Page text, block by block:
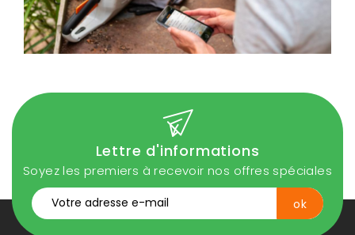
Lettre d'informations
Soyez les premiers à recevoir nos offres spéciales